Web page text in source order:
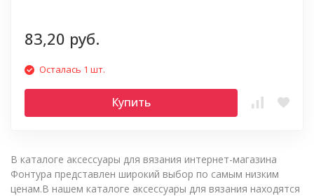
83,20 руб.
Осталась 1 шт.
Купить
В каталоге аксессуары для вязания интернет-магазина
Фонтура представлен широкий выбор по самым низким
ценам.В нашем каталоге аксессуары для вязания находятся